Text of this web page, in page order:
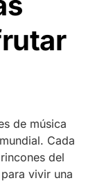
de música
Cada
del
vivir una